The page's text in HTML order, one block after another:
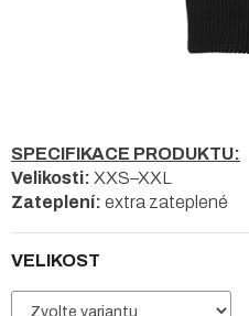
VELIKOST
SPECIFIKACE PRODUKTU:
Velikosti: XXS–XXL
Zateplení: extra zateplené